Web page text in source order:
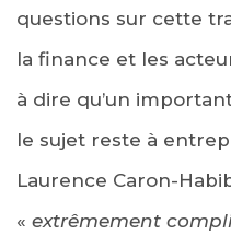
questions sur cette
la finance et les
à dire qu’un
le sujet reste à
Laurence Caron-
« extrêmement